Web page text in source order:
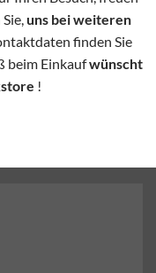
uns bei weiteren
finden Sie
beim Einkaufwünscht
!